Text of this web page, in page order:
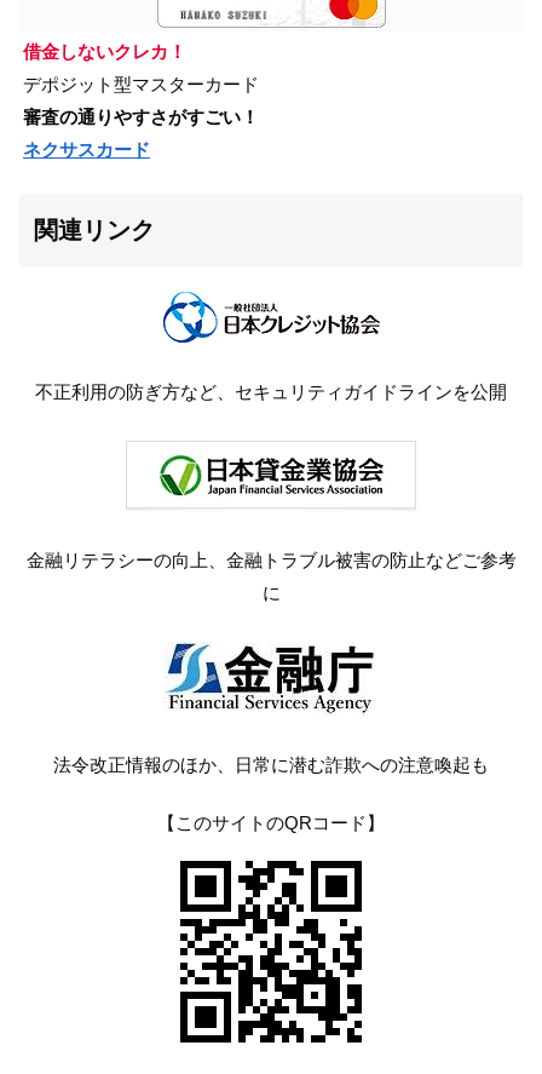
借金しないクレカ！
デポジット型マスターカード
審査の通りやすさがすごい！
ネクサスカード
関連リンク
不正利用の防ぎ方など、セキュリティガイドラインを公開
金融リテラシーの向上、金融トラブル被害の防止などご参考
に
法令改正情報のほか、日常に潜む詐欺への注意喚起も
【このサイトのQRコード】